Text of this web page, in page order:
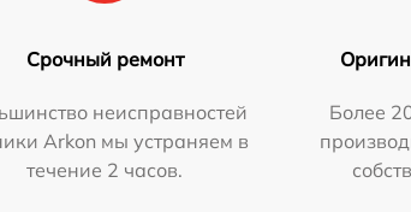
Срочный ремонт
неисправностей
Arkon мы устраняем в
течение 2 часов.
Более